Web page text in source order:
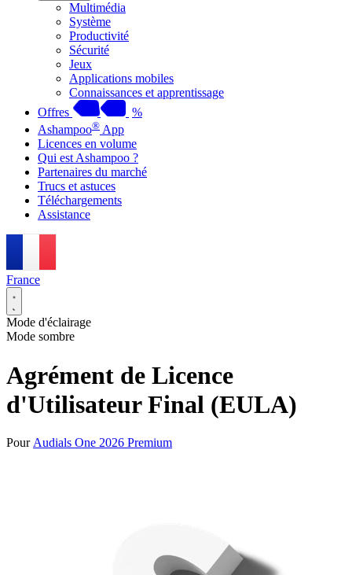
Multimédia
Système
Productivité
Sécurité
Jeux
Applications mobiles
Connaissances et apprentissage
Offres
%
Ashampoo® App
Licences en volume
Qui est Ashampoo ?
Partenaires du marché
Trucs et astuces
Téléchargements
Assistance
France
Mode d'éclairage
Mode sombre
Agrément de Licence
d'Utilisateur Final (EULA)
Pour Audials One 2026 Premium